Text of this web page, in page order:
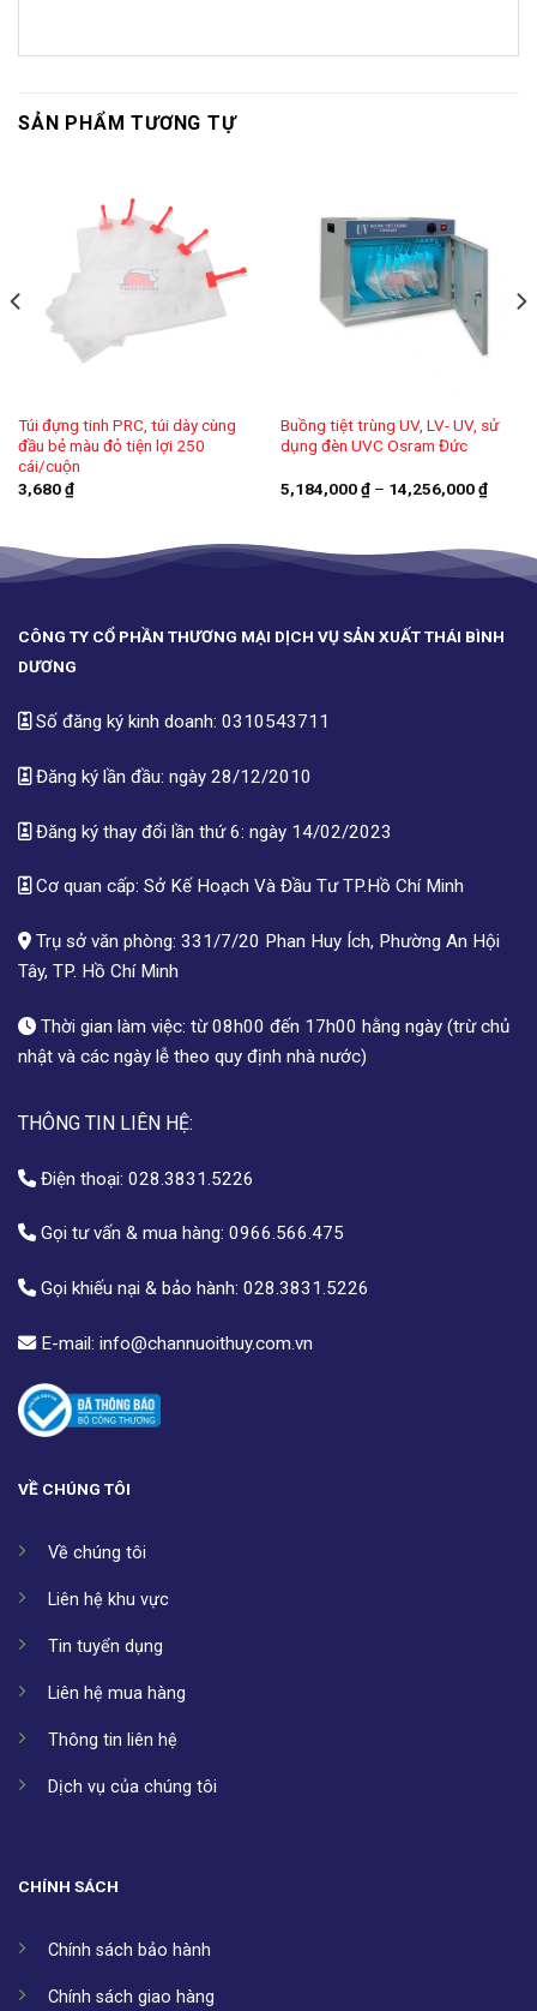
SẢN PHẨM TƯƠNG TỰ
Túi đựng tinh PRC, túi dày cùng
đầu bẻ màu đỏ tiện lợi 250
cái/cuộn
3,680₫
Buồng tiệt trùng UV, LV- UV, sử
dụng đèn UVC Osram Đức
5,184,000₫ – 14,256,000₫
giá:
đến
CÔNG TY CỔ PHẦN THƯƠNG MẠI DỊCH VỤ SẢN XUẤT THÁI BÌNH
DƯƠNG
Số đăng ký kinh doanh: 0310543711
Đăng ký lần đầu: ngày 28/12/2010
Đăng ký thay đổi lần thứ 6: ngày 14/02/2023
Cơ quan cấp: Sở Kế Hoạch Và Đầu Tư TP.Hồ Chí Minh
Trụ sở văn phòng: 331/7/20 Phan Huy Ích, Phường An Hội
Tây, TP. Hồ Chí Minh
Thời gian làm việc: từ 08h00 đến 17h00 hằng ngày (trừ chủ
nhật và các ngày lễ theo quy định nhà nước)
THÔNG TIN LIÊN HỆ:
Điện thoại: 028.3831.5226
Gọi tư vấn & mua hàng: 0966.566.475
Gọi khiếu nại & bảo hành: 028.3831.5226
E-mail: info@channuoithuy.com.vn
VỀ CHÚNG TÔI
Về chúng tôi
Liên hệ khu vực
Tin tuyển dụng
Liên hệ mua hàng
Thông tin liên hệ
Dịch vụ của chúng tôi
CHÍNH SÁCH
Chính sách bảo hành
Chính sách giao hàng